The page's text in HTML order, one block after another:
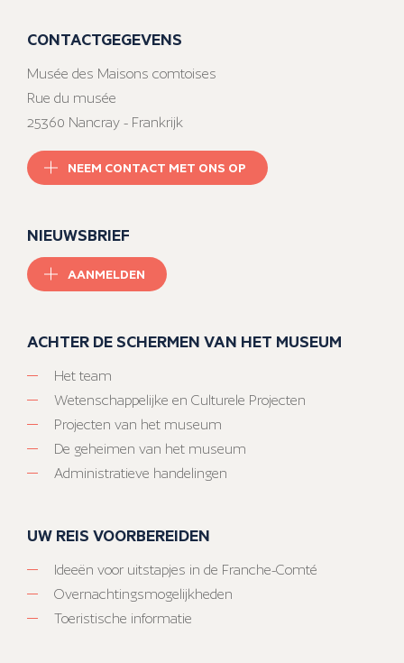
CONTACTGEGEVENS
Musée des Maisons comtoises
Rue du musée
25360 Nancray - Frankrijk
NEEM CONTACT MET ONS OP
NIEUWSBRIEF
AANMELDEN
ACHTER DE SCHERMEN VAN HET MUSEUM
Het team
Wetenschappelijke en Culturele Projecten
Projecten van het museum
De geheimen van het museum
Administratieve handelingen
UW REIS VOORBEREIDEN
Ideeën voor uitstapjes in de Franche-Comté
Overnachtingsmogelijkheden
Toeristische informatie